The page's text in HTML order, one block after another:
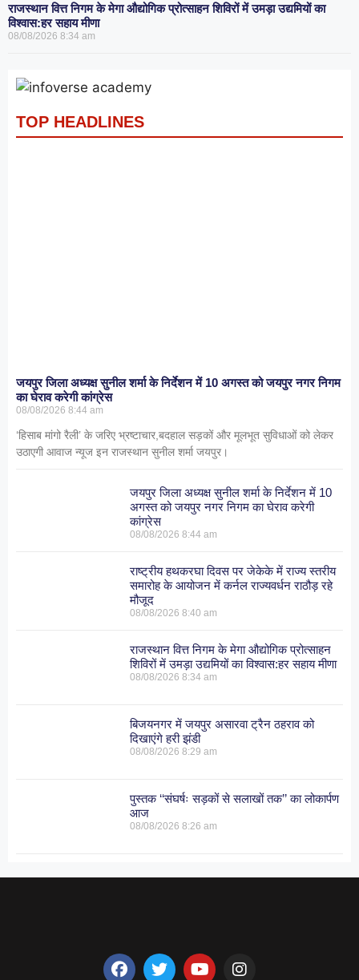
राजस्थान वित्त निगम के मेगा औद्योगिक प्रोत्साहन शिविरों में उमड़ा उद्यमियों का
विश्वास:हर सहाय मीणा
08/08/2026 8:34 am
TOP HEADLINES
जयपुर जिला अध्यक्ष सुनील शर्मा के निर्देशन में 10 अगस्त को जयपुर नगर निगम
का घेराव करेगी कांग्रेस
08/08/2026 8:44 am
‘हिसाब मांगो रैली’ के जरिए भ्रष्टाचार,बदहाल सड़कों और मूलभूत सुविधाओं को लेकर
उठाएगी आवाज न्यूज इन राजस्थान सुनील शर्मा जयपुर।
जयपुर जिला अध्यक्ष सुनील शर्मा के निर्देशन में 10
अगस्त को जयपुर नगर निगम का घेराव करेगी
कांग्रेस
08/08/20268:44 am
राष्ट्रीय हथकरघा दिवस पर जेकेके में राज्य स्तरीय
समारोह के आयोजन में कर्नल राज्यवर्धन राठौड़ रहे
मौजूद
08/08/20268:40 am
राजस्थान वित्त निगम के मेगा औद्योगिक प्रोत्साहन
शिविरों में उमड़ा उद्यमियों का विश्वास:हर सहाय मीणा
08/08/20268:34 am
बिजयनगर में जयपुर असारवा ट्रैन ठहराव को
दिखाएंगे हरी झंडी
08/08/20268:29 am
पुस्तक ‘‘संघर्षः सड़कों से सलाखों तक’’ का लोकार्पण
आज
08/08/20268:26 am